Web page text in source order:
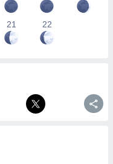
21 22